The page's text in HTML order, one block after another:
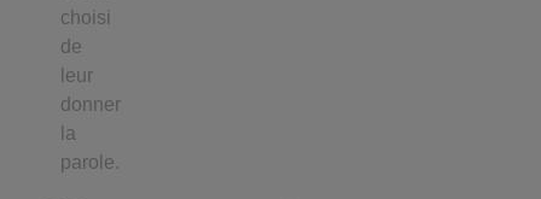
choisi
de
leur
donner
la
parole.